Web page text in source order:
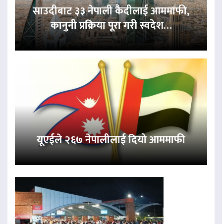
साउदीबाट ३३ नेपाली कैदीलाई आममाफी,
कानुनी प्रक्रिया पूरा गरी स्वदेश…
यूएईले २६७ नेपालीलाई दियो आममाफी